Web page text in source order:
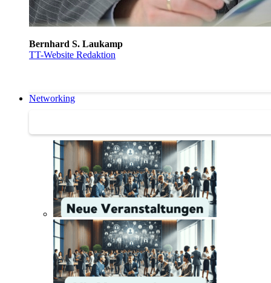
Bernhard S. Laukamp
TT-Website Redaktion
Networking